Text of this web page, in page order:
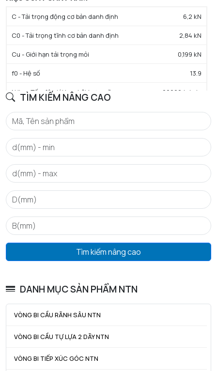
TÌM KIẾM NÂNG CAO
Tìm kiếm nâng cao
DANH MỤC SẢN PHẨM NTN
VÒNG BI CẦU RÃNH SÂU NTN
VÒNG BI CẦU TỰ LỰA 2 DÃY NTN
VÒNG BI TIẾP XÚC GÓC NTN
C - Tải trọng động cơ bản danh định 6,2 kN
C0 - Tải trọng tĩnh cơ bản danh định 2,84 kN
Cu - Giới hạn tải trọng mỏi 0,199 kN
f0 - Hệ số 13.9
N lim - Tốc độ giới hạn bôi trơn mỡ 22000 tr/min
Tmin - Nhiệt độ hoạt động tối thiểu -25 °C
Tmax - Nhiệt độ hoạt động tối đa 110 °C
GIỚI HẠN
da min - Đường kính vai tối thiểu IR
da max - Đường kính vai tối đa IR 19 mm
Da max - Đường kính vai tối đa OR 30 mm
ra max - Bán kính góc lượn tối đa trục & vỏ